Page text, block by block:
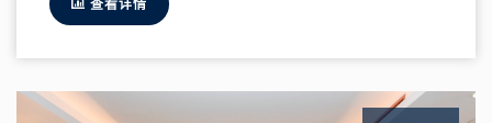
查看详情